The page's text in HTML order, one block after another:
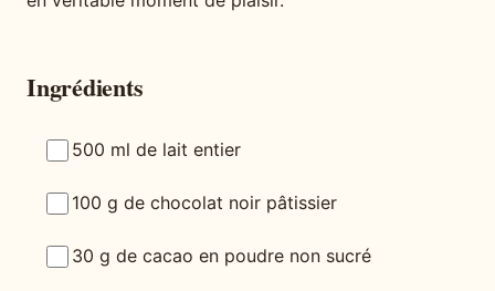
Ingrédients
500 ml de lait entier
100 g de chocolat noir pâtissier
30 g de cacao en poudre non sucré